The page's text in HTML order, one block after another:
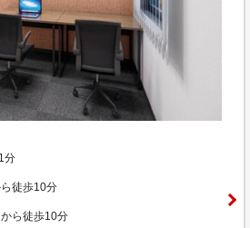
分
徒歩10分
ら徒歩10分